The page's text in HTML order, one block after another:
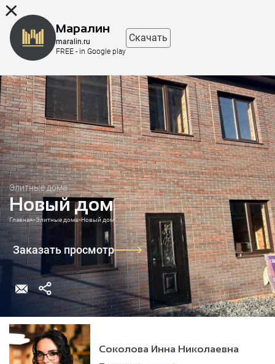
Элитные дома
Новый дом
Главная>Элитные дома>Новый дом
Заказать просмотр
Соколова Инна Николаевна
Маралин
maralin.ru
FREE - in Google play
Скачать